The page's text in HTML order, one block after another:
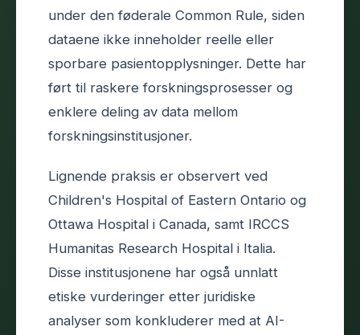
under den føderale Common Rule, siden
dataene ikke inneholder reelle eller
sporbare pasientopplysninger. Dette har
ført til raskere forskningsprosesser og
enklere deling av data mellom
forskningsinstitusjoner.
Lignende praksis er observert ved
Children's Hospital of Eastern Ontario og
Ottawa Hospital i Canada, samt IRCCS
Humanitas Research Hospital i Italia.
Disse institusjonene har også unnlatt
etiske vurderinger etter juridiske
analyser som konkluderer med at AI-